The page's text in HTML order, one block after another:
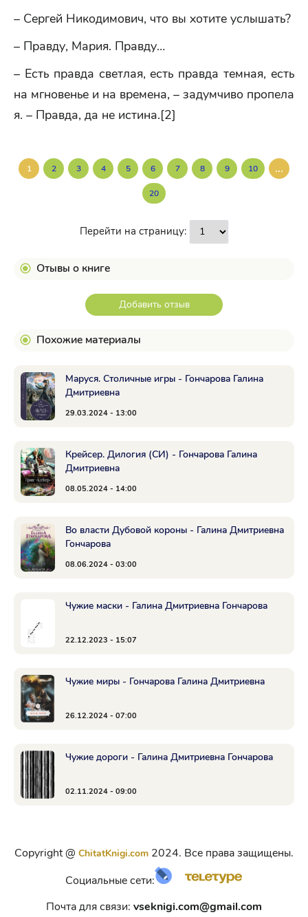
– Сергей Никодимович, что вы хотите услышать?
– Правду, Мария. Правду…
– Есть правда светлая, есть правда темная, есть
на мгновенье и на времена, – задумчиво пропела
я. – Правда, да не истина.[2]
1 2 3 4 5 6 7 8 9 10 ...
20
Перейти на страницу:
Отывы о книге
Добавить отзыв
Похожие материалы
Маруся. Столичные игры - Гончарова Галина
Дмитриевна
29.03.2024 - 13:00
Крейсер. Дилогия (СИ) - Гончарова Галина
Дмитриевна
08.05.2024 - 14:00
Во власти Дубовой короны - Галина Дмитриевна
Гончарова
08.06.2024 - 03:00
Чужие маски - Галина Дмитриевна Гончарова
22.12.2023 - 15:07
Чужие миры - Гончарова Галина Дмитриевна
26.12.2024 - 07:00
Чужие дороги - Галина Дмитриевна Гончарова
02.11.2024 - 09:00
Copyright @ ChitatKnigi.com 2024. Все права защищены.
Социальные сети:
Почта для связи: vseknigi.com@gmail.com